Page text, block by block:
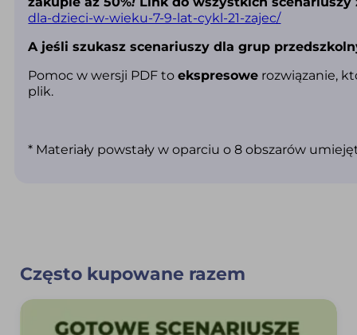
dla-dzieci-w-wieku-7-9-lat-cykl-21-zajec/
A jeśli szukasz scenariuszy dla grup
Pomoc w wersji PDF toekspresowe rozwiązanie,
plik.
* Materiały powstały w oparciu o 8 obszarów
Często kupowane razem